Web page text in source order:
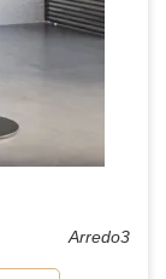
Arredo3